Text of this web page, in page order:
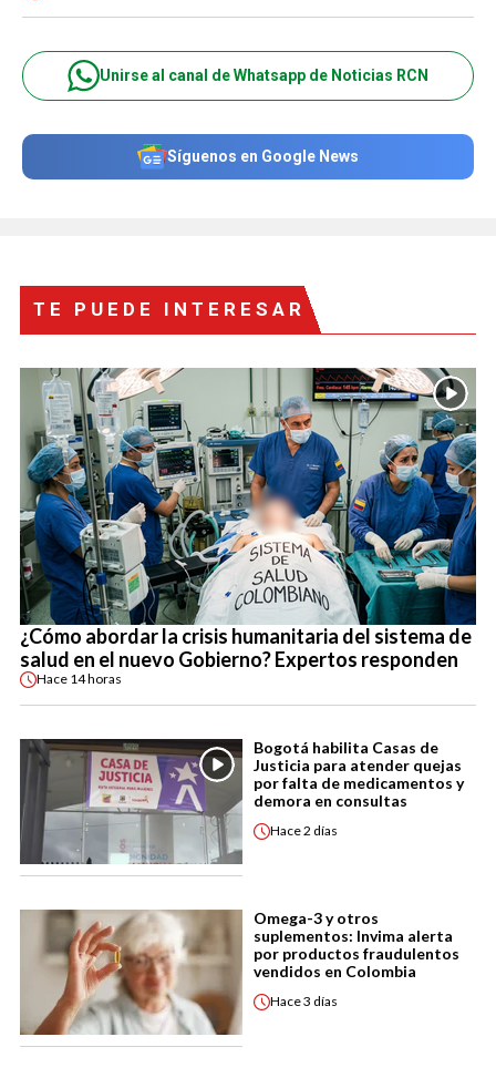
Unirse al canal de Whatsapp de Noticias RCN
Síguenos en Google News
TE PUEDE INTERESAR
¿Cómo abordar la crisis humanitaria del sistema de
salud en el nuevo Gobierno? Expertos responden
Hace 14 horas
Bogotá habilita Casas de
Justicia para atender quejas
por falta de medicamentos y
demora en consultas
Hace2 días
Omega-3 y otros
suplementos: Invima alerta
por productos fraudulentos
vendidos en Colombia
Hace3 días